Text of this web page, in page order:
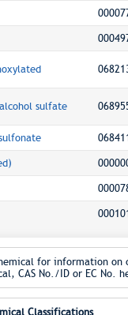
sulfate
for information
CAS No./ID or EC No.
Classifications